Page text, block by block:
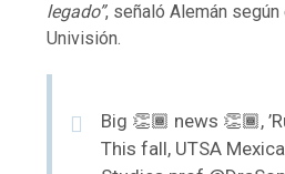
legado”, señaló Alemán
Univisión.
Big 👏🏾 news 👏🏾,
This fall, UTSA